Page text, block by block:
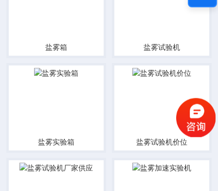
盐雾箱 盐雾试验机
盐雾实验箱 盐雾试验机价位